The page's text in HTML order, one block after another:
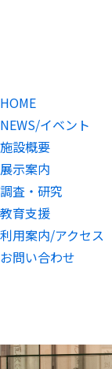
HOME
NEWS/イベント
施設概要
展示案内
調査・研究
教育支援
利用案内/アクセス
お問い合わせ